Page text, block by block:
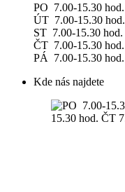
PO 7.00-15.30 hod.
ÚT 7.00-15.30 hod.
ST 7.00-15.30 hod.
ČT 7.00-15.30 hod.
PÁ 7.00-15.30 hod.
Kde nás najdete